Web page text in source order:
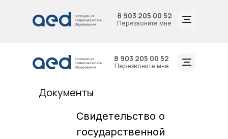
8 903 205 00 52
Перезвоните мне
8 903 205 00 52
Перезвоните мне
Документы
Свидетельство о
государственной